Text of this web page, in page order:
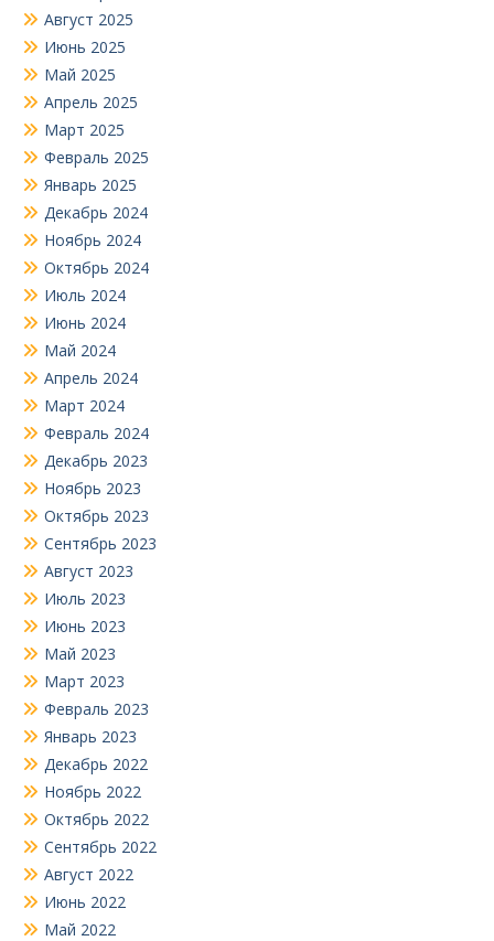
Август 2025
Июнь 2025
Май 2025
Апрель 2025
Март 2025
Февраль 2025
Январь 2025
Декабрь 2024
Ноябрь 2024
Октябрь 2024
Июль 2024
Июнь 2024
Май 2024
Апрель 2024
Март 2024
Февраль 2024
Декабрь 2023
Ноябрь 2023
Октябрь 2023
Сентябрь 2023
Август 2023
Июль 2023
Июнь 2023
Май 2023
Март 2023
Февраль 2023
Январь 2023
Декабрь 2022
Ноябрь 2022
Октябрь 2022
Сентябрь 2022
Август 2022
Июнь 2022
Май 2022